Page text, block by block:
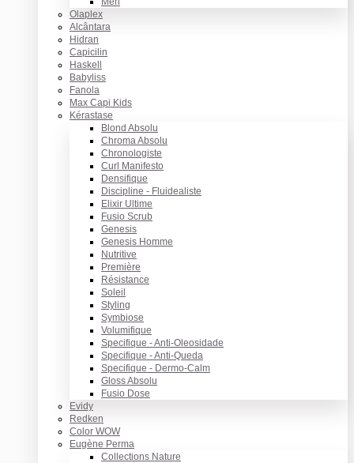
Olaplex
Alcântara
Hidran
Capicilin
Haskell
Babyliss
Fanola
Max Capi Kids
Kérastase
Blond Absolu
Chroma Absolu
Chronologiste
Curl Manifesto
Densifique
Discipline - Fluidealiste
Elixir Ultime
Fusio Scrub
Genesis
Genesis Homme
Nutritive
Première
Résistance
Soleil
Styling
Symbiose
Volumifique
Specifique - Anti-Oleosidade
Specifique - Anti-Queda
Specifique - Dermo-Calm
Gloss Absolu
Fusio Dose
Evidy
Redken
Color WOW
Eugène Perma
Collections Nature